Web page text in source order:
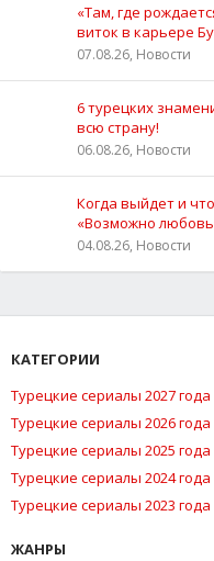
«Там, где
виток в карьере
07.08.26, Новости
6 турецких
всю страну!
06.08.26, Новости
Когда выйдет и
«Возможно
04.08.26, Новости
КАТЕГОРИИ
Турецкие сериалы 2027 года
Турецкие сериалы 2026 года
Турецкие сериалы 2025 года
Турецкие сериалы 2024 года
Турецкие сериалы 2023 года
ЖАНРЫ